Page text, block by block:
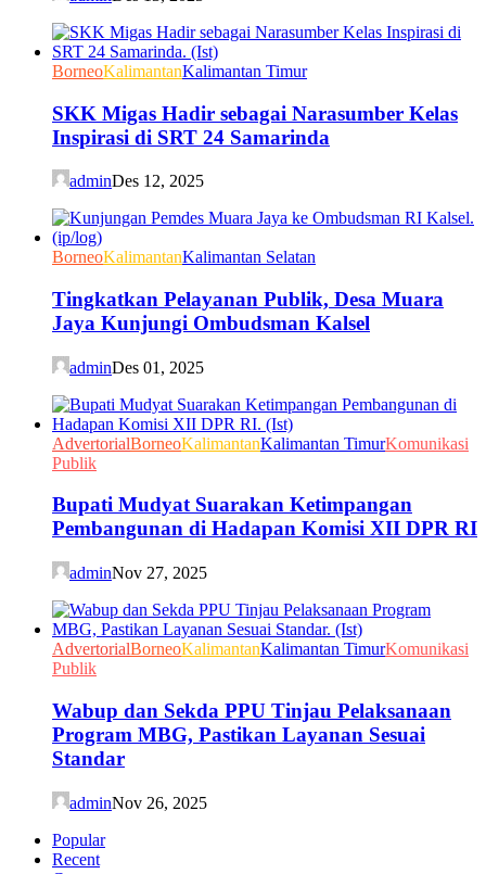
BorneoKalimantanKalimantan Timur
SKK Migas Hadir sebagai Narasumber Kelas
Inspirasi di SRT 24 Samarinda
adminDes 12, 2025
BorneoKalimantanKalimantan Selatan
Tingkatkan Pelayanan Publik, Desa Muara
Jaya Kunjungi Ombudsman Kalsel
adminDes 01, 2025
AdvertorialBorneoKalimantanKalimantan TimurKomunikasi
Publik
Bupati Mudyat Suarakan Ketimpangan
Pembangunan di Hadapan Komisi XII DPR RI
adminNov 27, 2025
AdvertorialBorneoKalimantanKalimantan TimurKomunikasi
Publik
Wabup dan Sekda PPU Tinjau Pelaksanaan
Program MBG, Pastikan Layanan Sesuai
Standar
adminNov 26, 2025
Popular
Recent